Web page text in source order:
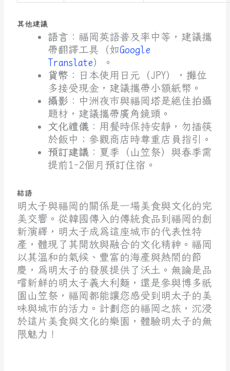
其他建議
語言 ：福岡英語普及率中等，建議攜
帶翻譯工具（如Google
Translate）。
貨幣 ：日本使用日元（JPY），攤位
多接受現金，建議攜帶小額紙幣。
攝影 ：中洲夜市與福岡塔是絕佳拍攝
題材，建議攜帶廣角鏡頭。
文化禮儀 ：用餐時保持安靜，勿插筷
於飯中；參觀商店時尊重店員指引。
預訂建議 ：夏季（山笠祭）與春季需
提前1-2個月預訂住宿。
結語
明太子與福岡的關係是一場美食與文化的完
美交響。從韓國傳入的傳統食品到福岡的創
新演繹，明太子成為這座城市的代表性特
產，體現了其開放與融合的文化精神。福岡
以其溫和的氣候、豐富的海產與熱鬧的節
慶，為明太子的發展提供了沃土。無論是品
嚐新鮮的明太子義大利麵，還是參與博多祇
園山笠祭，福岡都能讓您感受到明太子的美
味與城市的活力。計劃您的福岡之旅，沉浸
於這片美食與文化的樂園，體驗明太子的無
限魅力！